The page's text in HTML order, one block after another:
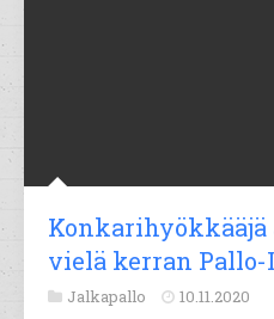
Konkarihyökkääjä
vielä kerran
Jalkapallo 10.11.2020